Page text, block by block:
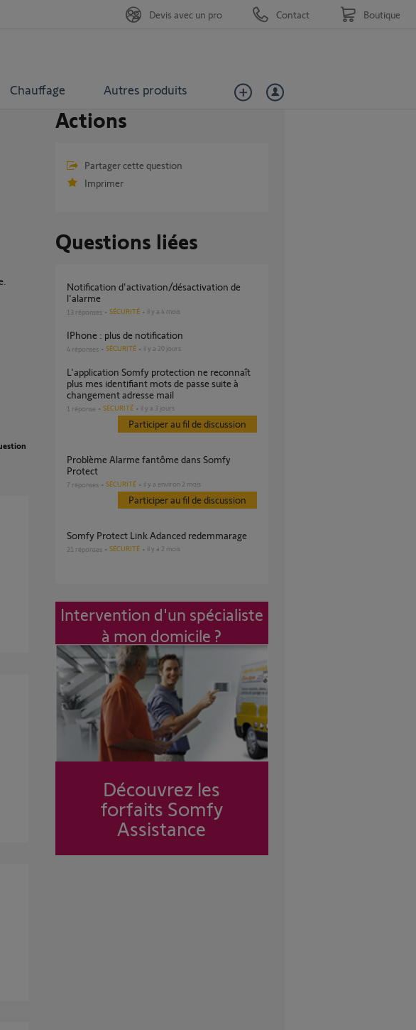
Chauffage Autres produits
Devis avec un pro Contact Boutique
Actions
Partager cette question
Imprimer
Questions liées
Notification d'activation/désactivation de
l'alarme
13 réponses SÉCURITÉ il y a 4 mois
iPhone : plus de notification
4 réponses SÉCURITÉ il y a 20 jours
L'application Somfy protection ne reconnaît
plus mes identifiant mots de passe suite à
changement adresse mail
1 réponse SÉCURITÉ il y a 3 jours
Participer au fil de discussion
Problème Alarme fantôme dans Somfy
Protect
7 réponses SÉCURITÉ il y a environ 2 mois
Participer au fil de discussion
Somfy Protect Link Adanced redemmarage
21 réponses SÉCURITÉ il y a 2 mois
Intervention d'un spécialiste
à mon domicile ?
Découvrez les
forfaits Somfy
Assistance